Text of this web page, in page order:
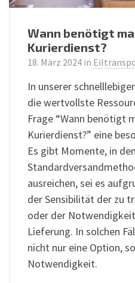
Wann benötigt
Kurierdienst?
18. März 2024 in
In unserer
die wertvollste
Frage “Wann benötigt
Kurierdienst?” eine
Es gibt Momente, in
ausreichen, sei es
der Sensibilität der zu
oder der
Lieferung. In solchen
nicht nur eine Option,
Notwendigkeit.